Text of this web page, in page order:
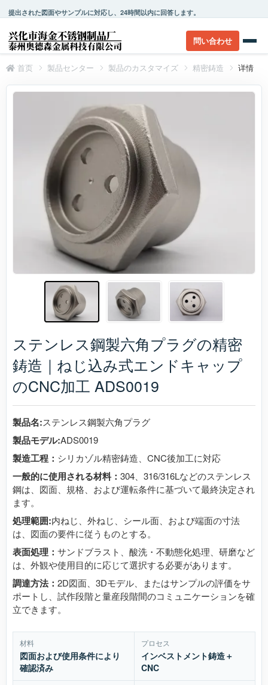
提出された図面やサンプルに対応し、24時間以内に回答します。
問い合わせ
首页 製品センター 製品のカスタマイズ 精密鋳造 详情
ステンレス鋼製六角プラグの精密
鋳造｜ねじ込み式エンドキャップ
のCNC加工 ADS0019
製品名:ステンレス鋼製六角プラグ
製品モデル:ADS0019
製造工程： シリカゾル精密鋳造、CNC後加工に対応
一般的に使用される材料： 304、316/316Lなどのステンレス
鋼は、図面、規格、および運転条件に基づいて最終決定され
ます。
処理範囲:内ねじ、外ねじ、シール面、および端面の寸法
は、図面の要件に従うものとする。
表面処理： サンドブラスト、酸洗・不動態化処理、研磨など
は、外観や使用目的に応じて選択する必要があります。
調達方法： 2D図面、3Dモデル、またはサンプルの評価をサ
ポートし、試作段階と量産段階間のコミュニケーションを確
立できます。
材料
図面および使用条件により
確認済み
プロセス
インベストメント鋳造＋
CNC